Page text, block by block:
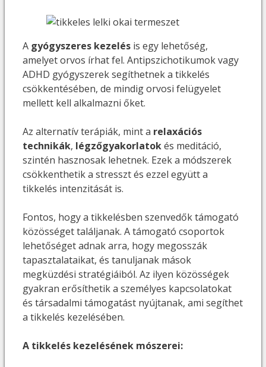
A gyógyszeres kezelés is egy lehetőség,
amelyet orvos írhat fel. Antipszichotikumok vagy
ADHD gyógyszerek segíthetnek a tikkelés
csökkentésében, de mindig orvosi felügyelet
mellett kell alkalmazni őket.
Az alternatív terápiák, mint a relaxációs
technikák, légzőgyakorlatokés meditáció,
szintén hasznosak lehetnek. Ezek a módszerek
csökkenthetik a stresszt és ezzel együtt a
tikkelés intenzitását is.
Fontos, hogy a tikkelésben szenvedők támogató
közösséget találjanak. A támogató csoportok
lehetőséget adnak arra, hogy megosszák
tapasztalataikat, és tanuljanak mások
megküzdési stratégiáiból. Az ilyen közösségek
gyakran erősíthetik a személyes kapcsolatokat
és társadalmi támogatást nyújtanak, ami segíthet
a tikkelés kezelésében.
A tikkelés kezelésének mószerei: